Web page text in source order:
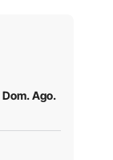
Dom. Ago.